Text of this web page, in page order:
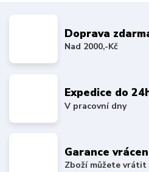
Doprava
Nad 2000,-Kč
Expedice do
V pracovní dny
Garance
Zboží můžete vrátit